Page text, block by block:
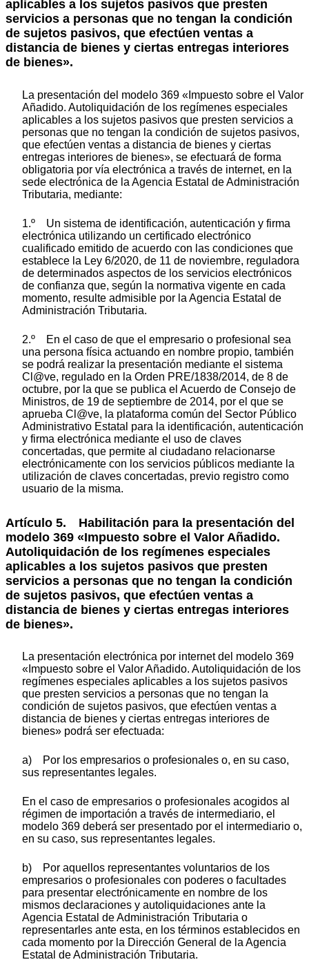
aplicables a los sujetos pasivos que presten
servicios a personas que no tengan la condición
de sujetos pasivos, que efectúen ventas a
distancia de bienes y ciertas entregas interiores
de bienes».
La presentación del modelo 369 «Impuesto sobre el Valor
Añadido. Autoliquidación de los regímenes especiales
aplicables a los sujetos pasivos que presten servicios a
personas que no tengan la condición de sujetos pasivos,
que efectúen ventas a distancia de bienes y ciertas
entregas interiores de bienes», se efectuará de forma
obligatoria por vía electrónica a través de internet, en la
sede electrónica de la Agencia Estatal de Administración
Tributaria, mediante:
1.º Un sistema de identificación, autenticación y firma
electrónica utilizando un certificado electrónico
cualificado emitido de acuerdo con las condiciones que
establece la Ley 6/2020, de 11 de noviembre, reguladora
de determinados aspectos de los servicios electrónicos
de confianza que, según la normativa vigente en cada
momento, resulte admisible por la Agencia Estatal de
Administración Tributaria.
2.º En el caso de que el empresario o profesional sea
una persona física actuando en nombre propio, también
se podrá realizar la presentación mediante el sistema
Cl@ve, regulado en la Orden PRE/1838/2014, de 8 de
octubre, por la que se publica el Acuerdo de Consejo de
Ministros, de 19 de septiembre de 2014, por el que se
aprueba Cl@ve, la plataforma común del Sector Público
Administrativo Estatal para la identificación, autenticación
y firma electrónica mediante el uso de claves
concertadas, que permite al ciudadano relacionarse
electrónicamente con los servicios públicos mediante la
utilización de claves concertadas, previo registro como
usuario de la misma.
Artículo 5. Habilitación para la presentación del
modelo 369 «Impuesto sobre el Valor Añadido.
Autoliquidación de los regímenes especiales
aplicables a los sujetos pasivos que presten
servicios a personas que no tengan la condición
de sujetos pasivos, que efectúen ventas a
distancia de bienes y ciertas entregas interiores
de bienes».
La presentación electrónica por internet del modelo 369
«Impuesto sobre el Valor Añadido. Autoliquidación de los
regímenes especiales aplicables a los sujetos pasivos
que presten servicios a personas que no tengan la
condición de sujetos pasivos, que efectúen ventas a
distancia de bienes y ciertas entregas interiores de
bienes» podrá ser efectuada:
a) Por los empresarios o profesionales o, en su caso,
sus representantes legales.
En el caso de empresarios o profesionales acogidos al
régimen de importación a través de intermediario, el
modelo 369 deberá ser presentado por el intermediario o,
en su caso, sus representantes legales.
b) Por aquellos representantes voluntarios de los
empresarios o profesionales con poderes o facultades
para presentar electrónicamente en nombre de los
mismos declaraciones y autoliquidaciones ante la
Agencia Estatal de Administración Tributaria o
representarles ante esta, en los términos establecidos en
cada momento por la Dirección General de la Agencia
Estatal de Administración Tributaria.